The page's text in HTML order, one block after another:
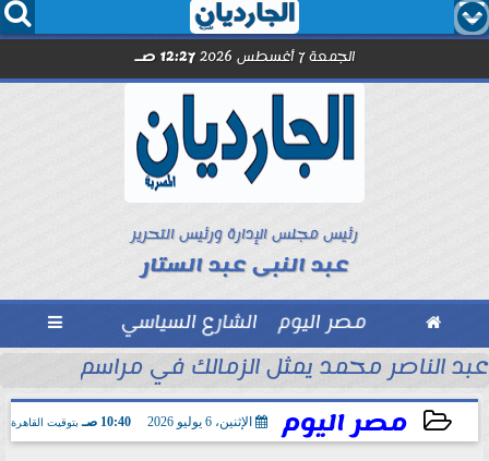
  
الجمعة 7 أغسطس 2026 12:27 صـ
رئيس مجلس الإدارة ورئيس التحرير
عبد النبى عبد الستار
 مصر اليوم الشارع السياسي 
عبد الناصر محمد يمثل الزمالك في مراسم سحب
مصر اليوم الإثنين، 6 يوليو 2026 10:40 صـ بتوقيت القاهرة